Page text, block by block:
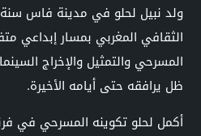
الثقافي المغربي بمسار إبداعي
المسرحي والتمثيل والإخراج
ظل يرافقه حتى أيامه الأخيرة.
أكمل لحلو تكوينه المسرحي في